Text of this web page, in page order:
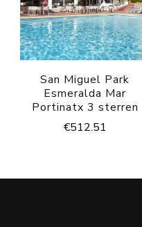
San Miguel Park
Esmeralda Mar
Portinatx 3 sterren
€512.51